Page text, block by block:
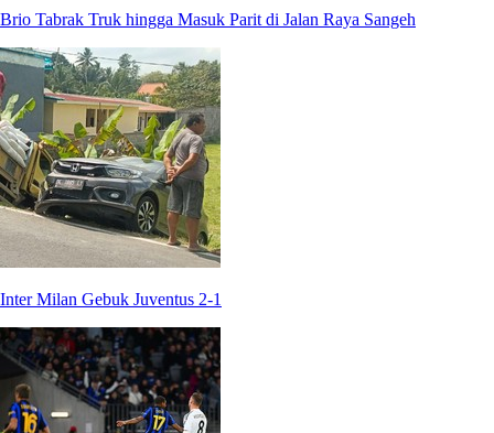
Brio Tabrak Truk hingga Masuk Parit di Jalan Raya Sangeh
Inter Milan Gebuk Juventus 2-1